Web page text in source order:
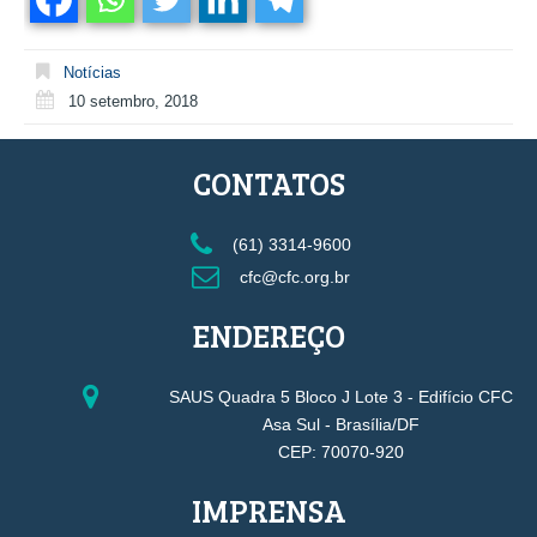
Notícias
10 setembro, 2018
CONTATOS
(61) 3314-9600
cfc@cfc.org.br
ENDEREÇO
SAUS Quadra 5 Bloco J Lote 3 - Edifício CFC
Asa Sul - Brasília/DF
CEP: 70070-920
IMPRENSA